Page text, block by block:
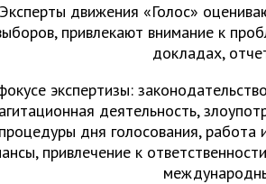
Эксперты движения «Голос»
привлекают внимание к
докладах,
экспертизы:
агитационная деятельность,
процедуры дня голосования, работа
привлечение к